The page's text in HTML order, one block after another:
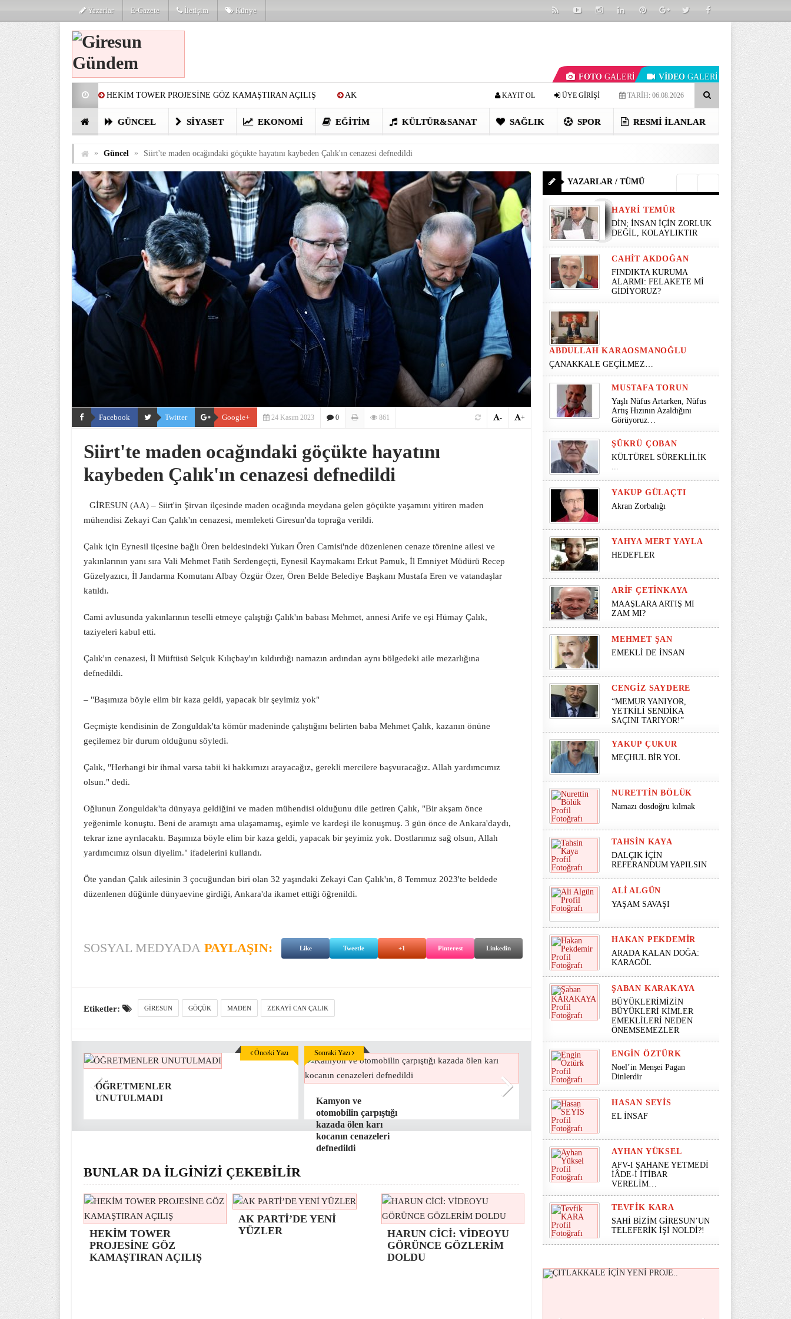
Yazarlar E-Gazete İletişim Künye
FOTO GALERİ VİDEO GALERİ
HEKİM TOWER PROJESİNE GÖZ KAMAŞTIRAN AÇILIŞ AK
PARTİ’DE YENİ YÜZLER HARUN CİCİ: VİDEOYU GÖRÜNCE
BİRİNCİSİ YAPILAN TAMDERE YAPRAKLI OBASI YAYLA ŞENLİĞİ
KATILIMCILARI COŞTURDU
TARİH: 06.08.2026
ÜYE GİRİŞİ
KAYIT OL
GÜNCEL SIYASET EKONOMI EĞITIM KÜLTÜR&SANAT SAĞLIK SPOR RESMI İLANLAR
» Güncel » Siirt'te maden ocağındaki göçükte hayatını kaybeden Çalık'ın cenazesi defnedildi
Facebook Twitter Google+ 24 Kasım 2023 0 861 +
-
Siirt'te maden ocağındaki göçükte hayatını
kaybeden Çalık'ın cenazesi defnedildi
GİRESUN (AA) – Siirt'in Şirvan ilçesinde maden ocağında meydana gelen göçükte yaşamını yitiren maden
mühendisi Zekayi Can Çalık'ın cenazesi, memleketi Giresun'da toprağa verildi.
Çalık için Eynesil ilçesine bağlı Ören beldesindeki Yukarı Ören Camisi'nde düzenlenen cenaze törenine ailesi ve
yakınlarının yanı sıra Vali Mehmet Fatih Serdengeçti, Eynesil Kaymakamı Erkut Pamuk, İl Emniyet Müdürü Recep
Güzelyazıcı, İl Jandarma Komutanı Albay Özgür Özer, Ören Belde Belediye Başkanı Mustafa Eren ve vatandaşlar
katıldı.
Cami avlusunda yakınlarının teselli etmeye çalıştığı Çalık'ın babası Mehmet, annesi Arife ve eşi Hümay Çalık,
taziyeleri kabul etti.
Çalık'ın cenazesi, İl Müftüsü Selçuk Kılıçbay'ın kıldırdığı namazın ardından aynı bölgedeki aile mezarlığına
defnedildi.
– "Başımıza böyle elim bir kaza geldi, yapacak bir şeyimiz yok"
Geçmişte kendisinin de Zonguldak'ta kömür madeninde çalıştığını belirten baba Mehmet Çalık, kazanın önüne
geçilemez bir durum olduğunu söyledi.
Çalık, "Herhangi bir ihmal varsa tabii ki hakkımızı arayacağız, gerekli mercilere başvuracağız. Allah yardımcımız
olsun." dedi.
Oğlunun Zonguldak'ta dünyaya geldiğini ve maden mühendisi olduğunu dile getiren Çalık, "Bir akşam önce
yeğenimle konuştu. Beni de aramıştı ama ulaşamamış, eşimle ve kardeşi ile konuşmuş. 3 gün önce de Ankara'daydı,
tekrar izne ayrılacaktı. Başımıza böyle elim bir kaza geldi, yapacak bir şeyimiz yok. Dostlarımız sağ olsun, Allah
yardımcımız olsun diyelim." ifadelerini kullandı.
Öte yandan Çalık ailesinin 3 çocuğundan biri olan 32 yaşındaki Zekayi Can Çalık'ın, 8 Temmuz 2023'te beldede
düzenlenen düğünle dünyaevine girdiği, Ankara'da ikamet ettiği öğrenildi.
SOSYAL MEDYADA PAYLAŞIN: Like Tweetle +1 Pinterest Linkedin
Etiketler: GIRESUN GÖÇÜK MADEN ZEKAYI CAN ÇALIK
ÖĞRETMENLER
UNUTULMADI
Önceki Yazı
Kamyon ve
otomobilin çarpıştığı
kazada ölen karı
kocanın cenazeleri
defnedildi
Sonraki Yazı
BUNLAR DA İLGİNİZİ ÇEKEBİLİR
HEKİM TOWER
PROJESİNE GÖZ
KAMAŞTIRAN AÇILIŞ
AK PARTİ’DE YENİ
YÜZLER
HARUN CİCİ: VİDEOYU
GÖRÜNCE GÖZLERİM
DOLDU
YAZARLAR / TÜMÜ
HAYRI TEMÜR
DİN; İNSAN İÇİN ZORLUK
DEĞİL, KOLAYLIKTIR
CAHIT AKDOĞAN
FINDIKTA KURUMA
ALARMI: FELAKETE Mİ
GİDİYORUZ?
ABDULLAH KARAOSMANOĞLU
ÇANAKKALE GEÇİLMEZ…
MUSTAFA TORUN
Yaşlı Nüfus Artarken, Nüfus
Artış Hızının Azaldığını
Görüyoruz…
ŞÜKRÜ ÇOBAN
KÜLTÜREL SÜREKLİLİK
...
YAKUP GÜLAÇTI
Akran Zorbalığı
YAHYA MERT YAYLA
HEDEFLER
ARIF ÇETINKAYA
MAAŞLARA ARTIŞ MI
ZAM MI?
MEHMET ŞAN
EMEKLİ DE İNSAN
CENGIZ SAYDERE
“MEMUR YANIYOR,
YETKİLİ SENDİKA
SAÇINI TARIYOR!”
YAKUP ÇUKUR
MEÇHUL BİR YOL
NURETTIN BÖLÜK
Namazı dosdoğru kılmak
TAHSIN KAYA
DALÇIK İÇİN
REFERANDUM YAPILSIN
ALI ALGÜN
YAŞAM SAVAŞI
HAKAN PEKDEMIR
ARADA KALAN DOĞA:
KARAGÖL
ŞABAN KARAKAYA
BÜYÜKLERİMİZİN
BÜYÜKLERİ KİMLER
EMEKLİLERİ NEDEN
ÖNEMSEMEZLER
ENGIN ÖZTÜRK
Noel’in Menşei Pagan
Dinlerdir
HASAN SEYİS
EL İNSAF
AYHAN YÜKSEL
AFV-I ŞAHANE YETMEDİ
İÂDE-İ İTİBAR
VERELİM…
TEVFIK KARA
SAHİ BİZİM GİRESUN’UN
TELEFERİK İŞİ NOLDİ?!